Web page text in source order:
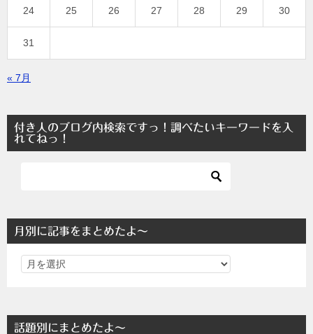
24 25 26 27 28 29 30
31
« 7月
付き人のブログ内検索ですっ！調べたいキーワードを入
れてねっ！
月別に記事をまとめたよ～
話題別にまとめたよ～